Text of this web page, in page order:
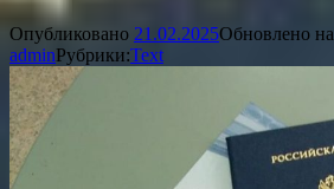
Опубликовано 21.02.2025Обновлено на
adminРубрики:Text